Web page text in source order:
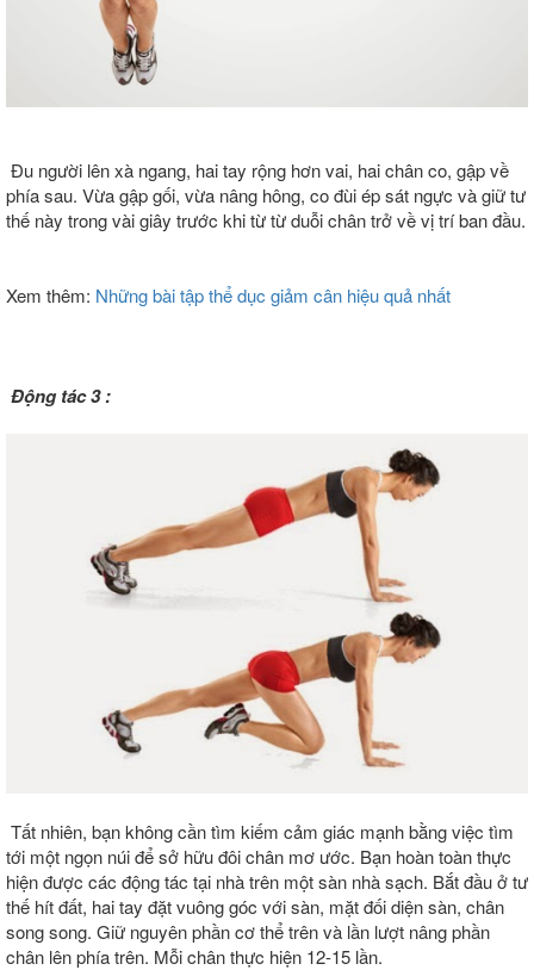
Đu người lên xà ngang, hai tay rộng hơn vai, hai chân co, gập về
phía sau. Vừa gập gối, vừa nâng hông, co đùi ép sát ngực và giữ tư
thế này trong vài giây trước khi từ từ duỗi chân trở về vị trí ban đầu.
Xem thêm: Những bài tập thể dục giảm cân hiệu quả nhất
Động tác 3 :
Tất nhiên, bạn không cần tìm kiếm cảm giác mạnh bằng việc tìm
tới một ngọn núi để sở hữu đôi chân mơ ước. Bạn hoàn toàn thực
hiện được các động tác tại nhà trên một sàn nhà sạch. Bắt đầu ở tư
thế hít đất, hai tay đặt vuông góc với sàn, mặt đối diện sàn, chân
song song. Giữ nguyên phần cơ thể trên và lần lượt nâng phần
chân lên phía trên. Mỗi chân thực hiện 12-15 lần.